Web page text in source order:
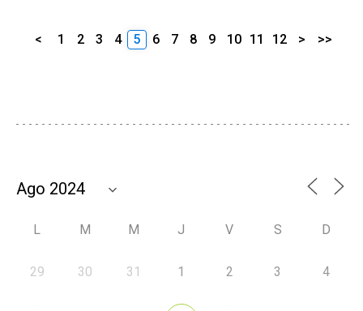
< 1 2 3 4 5 6 7 8 9 10 11 12 > >>
L M M J V S D
29 30 31 1 2 3 4